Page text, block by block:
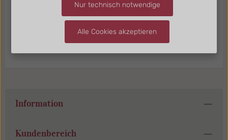
Mehr erfahren
Information
Kundenbereich
Nur technisch notwendige
Alle Cookies akzeptieren